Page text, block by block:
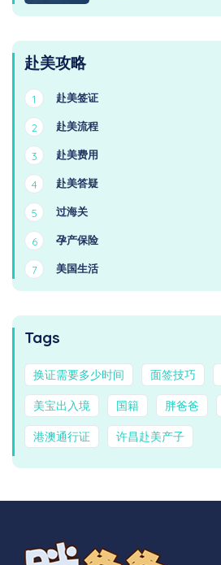
赴美攻略
1 赴美签证
2 赴美流程
3 赴美费用
4 赴美答疑
5 过海关
6 孕产保险
7 美国生活
Tags
换证需要多少时间 面签技巧
美宝出入境 国籍 胖爸爸
港澳通行证 许昌赴美产子